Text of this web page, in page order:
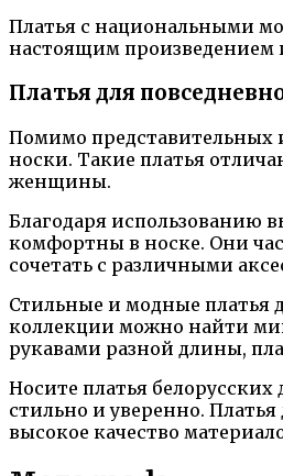
Платья с национальными
настоящим произведением
Платья для
Помимо представительных
носки. Такие платья
женщины.
Благодаря использованию
комфортны в носке. Они
сочетать с различными
Стильные и модные платья
коллекции можно найти
рукавами разной длины,
Носите платья белорусских
стильно и уверенно.
высокое качество